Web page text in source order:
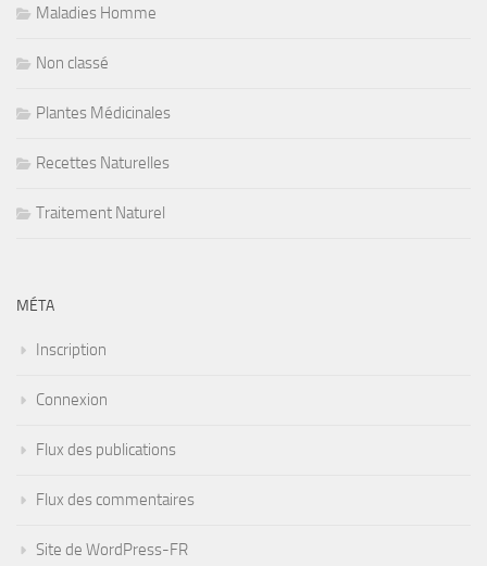
Maladies Homme
Non classé
Plantes Médicinales
Recettes Naturelles
Traitement Naturel
MÉTA
Inscription
Connexion
Flux des publications
Flux des commentaires
Site de WordPress-FR